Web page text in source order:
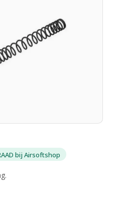
bij Airsoftshop